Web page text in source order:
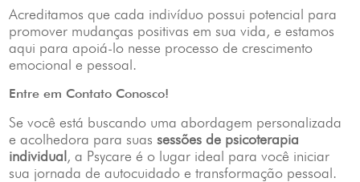
Acreditamos que cada indivíduo possui potencial para
promover mudanças positivas em sua vida, e estamos
aqui para apoiá-lo nesse processo de crescimento
emocional e pessoal.
Entre em Contato Conosco!
Se você está buscando uma abordagem personalizada
e acolhedora para suassessões de psicoterapia
individual, a Psycare é o lugar ideal para você iniciar
sua jornada de autocuidado e transformação pessoal.